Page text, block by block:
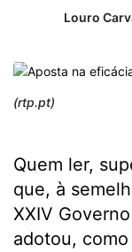
Louro
(rtp.pt)
Quem ler,
que, à
XXIV
adotou,